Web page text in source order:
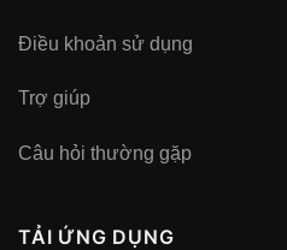
Điều khoản sử dụng
Trợ giúp
Câu hỏi thường gặp
TẢI ỨNG DỤNG